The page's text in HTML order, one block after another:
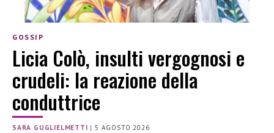
GOSSIP
Licia Colò, insulti vergognosi e
crudeli: la reazione della
conduttrice
SARA GUGLIELMETTI |5 AGOSTO 2026